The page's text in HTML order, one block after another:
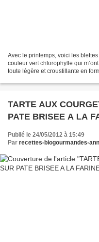
Avec le printemps, voici les
couleur vert chlorophylle qui
toute légère et croustillante en
TARTE AUX
PATE BRISEE A LA
Publié le 24/05/2012 à 15:49
Par recettes-biogourmandes-